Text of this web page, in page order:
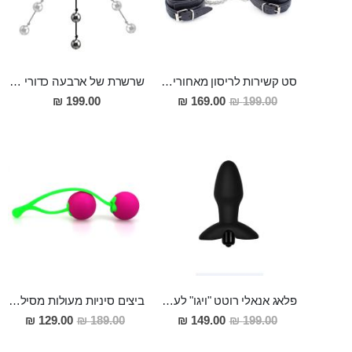
סט קשירות לריסון מאחורי הגב ומקדימה עם אזיקים מעור ושרשראות "Bris"
199.00 ₪
מחיר
מבצע
169.00 ₪
שרשרת של ארבעה כדורי מתכת כבדים באורך 45 ס"מ רוחב 3 ס"מ Gaea
199.00 ₪
פלאג אנאלי רוטט "ויגו" לעונג אנאלי שאין שני לו
199.00 ₪
מחיר
מבצע
149.00 ₪
ביצים סיניות מעולות מסיליקון רפואי רך לשליטה חזקה בשרירי הנרתיק "INTIMATE KISS"
189.00 ₪
מחיר
מבצע
129.00 ₪